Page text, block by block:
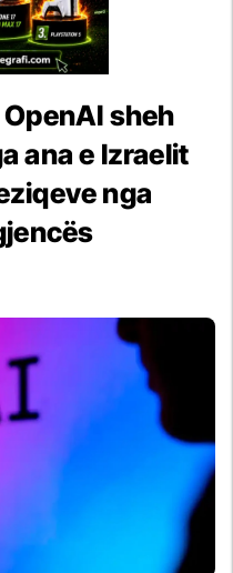
sheh
ana e Izraelit
nga